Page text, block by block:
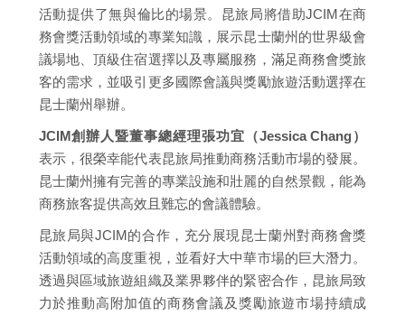
活動提供了無與倫比的場景。昆旅局將借助JCIM在商
務會獎活動領域的專業知識，展示昆士蘭州的世界級會
議場地、頂級住宿選擇以及專屬服務，滿足商務會獎旅
客的需求，並吸引更多國際會議與獎勵旅遊活動選擇在
昆士蘭州舉辦。
JCIM創辦人暨董事總經理張功宜（Jessica Chang）
表示，很榮幸能代表昆旅局推動商務活動市場的發展。
昆士蘭州擁有完善的專業設施和壯麗的自然景觀，能為
商務旅客提供高效且難忘的會議體驗。
昆旅局與JCIM的合作，充分展現昆士蘭州對商務會獎
活動領域的高度重視，並看好大中華市場的巨大潛力。
透過與區域旅遊組織及業界夥伴的緊密合作，昆旅局致
力於推動高附加值的商務會議及獎勵旅遊市場持續成